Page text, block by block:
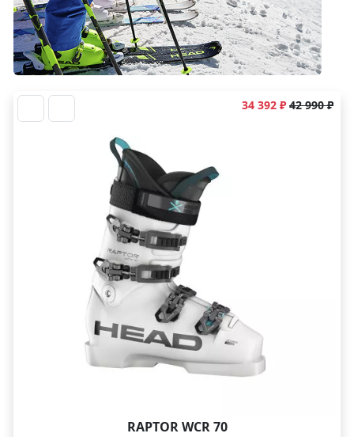
34 392 ₽ 42 990 ₽
RAPTOR WCR 70